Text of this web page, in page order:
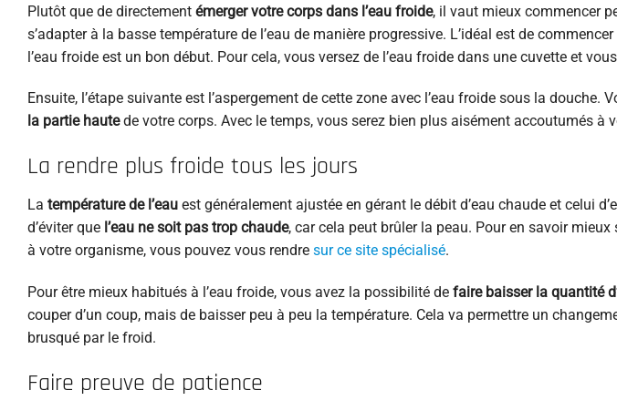
Plutôt que de directement émerger votre corps dans l’eau froide, il vaut mieux commencer
s’adapter à la basse température de l’eau de manière progressive. L’idéal est de
l’eau froide est un bon début. Pour cela, vous versez de l’eau froide dans une cuvette et
Ensuite, l’étape suivante est l’aspergement de cette zone avec l’eau froide sous la douche.
la partie hautede votre corps. Avec le temps, vous serez bien plus aisément accoutumés à
La rendre plus froide tous les jours
La température de l’eau est généralement ajustée en gérant le débit d’eau chaude et celui
d’éviter que l’eau ne soit pas trop chaude, car cela peut brûler la peau. Pour en savoir
à votre organisme, vous pouvez vous rendre sur ce site spécialisé.
Pour être mieux habitués à l’eau froide, vous avez la possibilité de faire baisser la quantité
couper d’un coup, mais de baisser peu à peu la température. Cela va permettre un
brusqué par le froid.
Faire preuve de patience